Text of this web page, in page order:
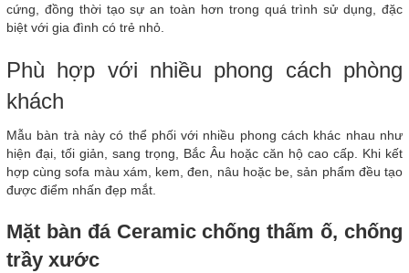
cứng, đồng thời tạo sự an toàn hơn trong quá trình sử dụng, đặc
biệt với gia đình có trẻ nhỏ.
Phù hợp với nhiều phong cách phòng
khách
Mẫu bàn trà này có thể phối với nhiều phong cách khác nhau như
hiện đại, tối giản, sang trọng, Bắc Âu hoặc căn hộ cao cấp. Khi kết
hợp cùng sofa màu xám, kem, đen, nâu hoặc be, sản phẩm đều tạo
được điểm nhấn đẹp mắt.
Mặt bàn đá Ceramic chống thấm ố, chống
trầy xước